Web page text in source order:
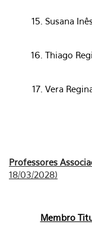
Susana
Thiago
Vera
Professores
18/03/2028)
Membro